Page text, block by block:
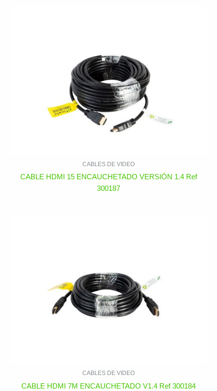
CABLES DE VIDEO
CABLE HDMI 15 ENCAUCHETADO VERSIÓN 1.4 Ref
300187
CABLES DE VIDEO
CABLE HDMI 7M ENCAUCHETADO V1.4 Ref 300184